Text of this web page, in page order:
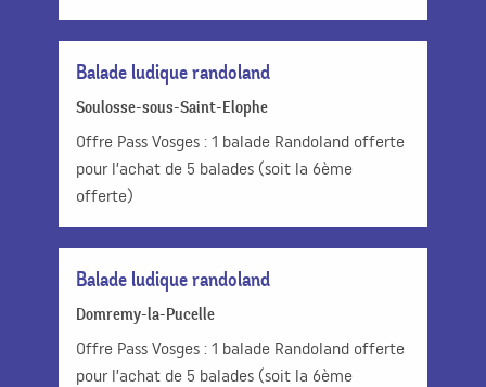
Balade ludique randoland
Soulosse-sous-Saint-Elophe
Offre Pass Vosges : 1 balade Randoland offerte
pour l’achat de 5 balades (soit la 6ème
offerte)
Balade ludique randoland
Domremy-la-Pucelle
Offre Pass Vosges : 1 balade Randoland offerte
pour l’achat de 5 balades (soit la 6ème